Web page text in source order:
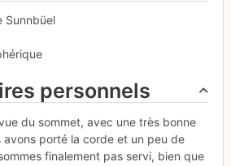
Sunnbüel
personnels
du sommet, avec une très bonne
porté la corde et un peu de
finalement pas servi, bien que